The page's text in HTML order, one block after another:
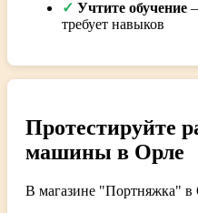
✓ Учтите обучение
требует навыков
Протестируйте
машины в Орле
В магазине "Портняжка" в